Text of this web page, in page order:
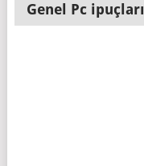
Genel Pc ipuçları